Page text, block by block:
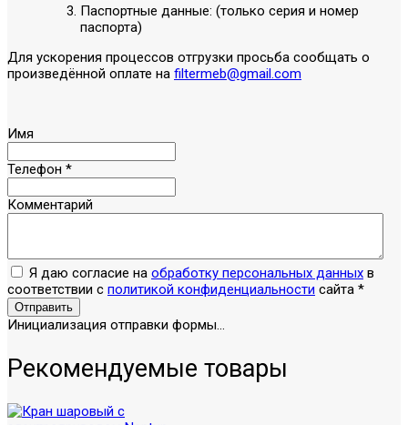
Паспортные данные: (только серия и номер
паспорта)
Для ускорения процессов отгрузки просьба сообщать о
произведённой оплате на filtermeb@gmail.com
Имя
Телефон *
Комментарий
Я даю согласие на обработку персональных данных в
соответствии с политикой конфиденциальности сайта *
Отправить
Инициализация отправки формы...
Рекомендуемые товары